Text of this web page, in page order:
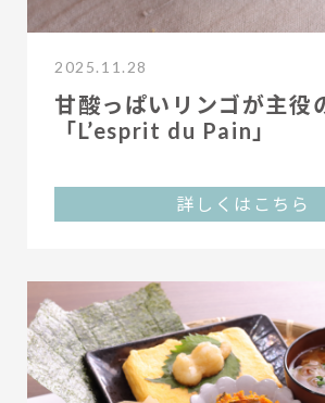
2025.11.28
甘酸っぱいリンゴが主役
「L’esprit du Pain」
詳しくはこちら